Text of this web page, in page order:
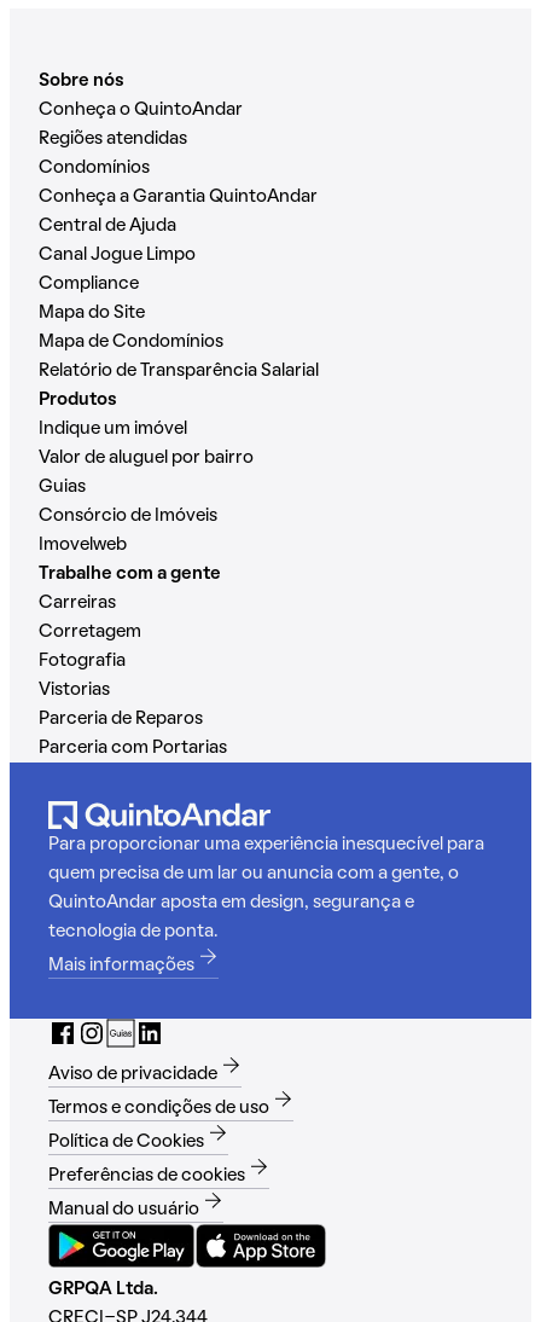
Sobre nós
Conheça o QuintoAndar
Regiões atendidas
Condomínios
Conheça a Garantia QuintoAndar
Central de Ajuda
Canal Jogue Limpo
Compliance
Mapa do Site
Mapa de Condomínios
Relatório de Transparência Salarial
Produtos
Indique um imóvel
Valor de aluguel por bairro
Guias
Consórcio de Imóveis
Imovelweb
Trabalhe com a gente
Carreiras
Corretagem
Fotografia
Vistorias
Parceria de Reparos
Parceria com Portarias
Para proporcionar uma experiência inesquecível para
quem precisa de um lar ou anuncia com a gente, o
QuintoAndar aposta em design, segurança e
tecnologia de ponta.
Mais informações
Aviso de privacidade
Termos e condições de uso
Política de Cookies
Preferências de cookies
Manual do usuário
GRPQA Ltda.